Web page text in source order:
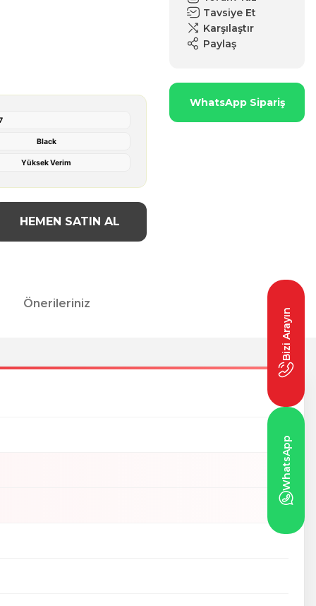
Black
Yüksek Verim
HEMEN SATIN AL
Tavsiye Et
Karşılaştır
Paylaş
WhatsApp Sipariş
Önerileriniz
Bizi Arayın
WhatsApp